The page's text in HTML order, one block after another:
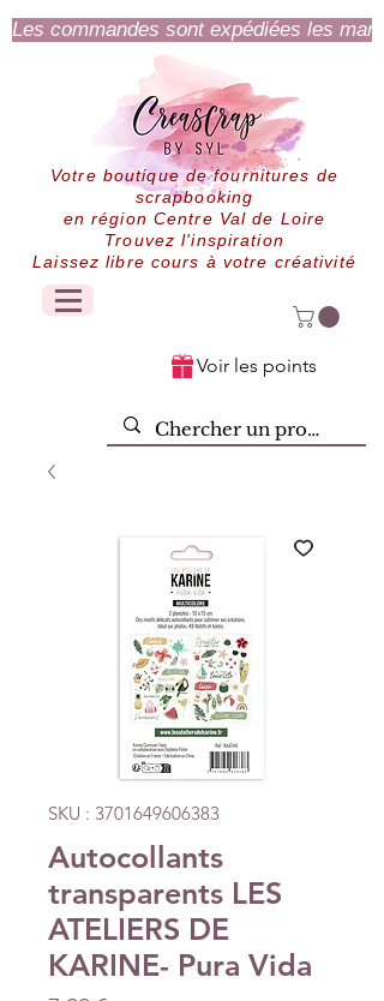
Les commandes sont expédiées les
Votre boutique de fournitures de
scrapbooking
en région Centre Val de Loire
Trouvez l'inspiration
Laissez libre cours à votre créativité
Voir les points
SKU : 3701649606383
Autocollants
transparents LES
ATELIERS DE
KARINE- Pura Vida